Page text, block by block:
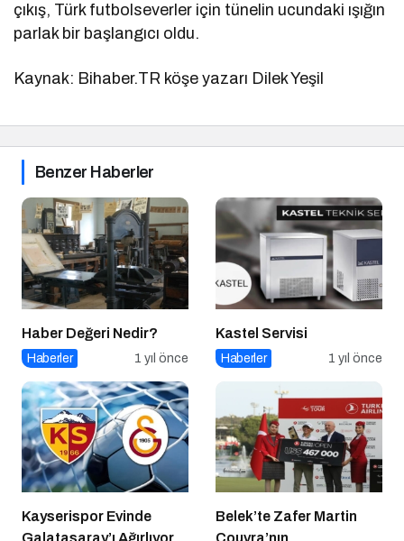
çıkış, Türk futbolseverler için tünelin ucundaki ışığın
parlak bir başlangıcı oldu.
Kaynak: Bihaber.TR köşe yazarı Dilek Yeşil
Benzer Haberler
Haber Değeri Nedir?
Haberler 1 yıl önce
Kastel Servisi
Haberler 1 yıl önce
Kayserispor Evinde
Belek’te Zafer Martin